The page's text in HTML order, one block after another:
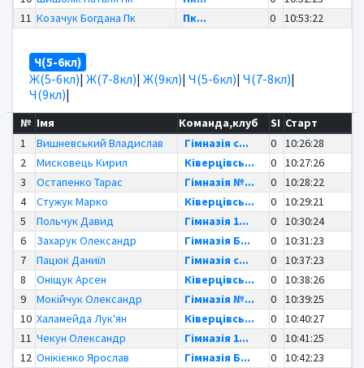
11 Козачук Богдана Пк Пк... 0 10:53:22
Ч(5-6кл)
Ж(5-6кл)| Ж(7-8кл)| Ж(9кл)| Ч(5-6кл)| Ч(7-8кл)|
Ч(9кл)|
№ Імя Команда,клуб SI Старт
1
Вишневський Владислав Гімназія с... 0
10:26:28
2
Мисковець Кирил Ківерцівсь... 0
10:27:26
3
Остапенко Тарас Гімназія №... 0
10:28:22
4
Стужук Марко Ківерцівсь... 0
10:29:21
5
Польчук Давид Гімназія 1... 0
10:30:24
6
Захарук Олександр Гімназія Б... 0
10:31:23
7
Пацюк Даниїл Гімназія с... 0
10:37:23
8
Оніщук Арсен Ківерцівсь... 0
10:38:26
9
Мокійчук Олександр Гімназія №... 0
10:39:25
10 Халамейда Лук'ян Ківерцівсь... 0
10:40:27
11 Чекун Олександр Гімназія 1... 0
10:41:25
12 Онікієнко Ярослав Гімназія Б... 0
10:42:23